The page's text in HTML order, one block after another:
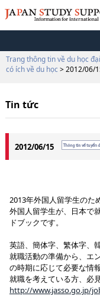
Trang thông tin về du học
có ích về du học > 2012/06/
Tin tức
2012/06/15
2013年外国人留学生のた
外国人留学生が、日本で
ドブックです。
英語、簡体字、繁体字、
就職活動の準備から、エ
の時期に応じて必要な情
就職を考えている方、必
http://www.jasso.go.jp/